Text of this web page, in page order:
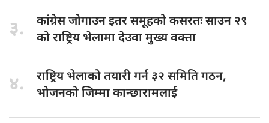
३. कांग्रेस जोगाउनइतर समूहको कसरतः साउन २९
को राष्ट्रिय भेलामा देउवा मुख्य वक्ता
४. राष्ट्रिय भेलाकोतयारी गर्न ३२ समिति गठन,
भोजनको जिम्मा कान्छारामलाई